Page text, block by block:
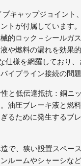
キャップジョイント
トが付属しています
的ロック＋シールガ
や燃料の漏れを効果
仕様を網羅しており
イプライン接続の問
と低伝達抵抗：銅ニ
油圧ブレーキ液と燃
るために発生するブ
で、狭い設置スペー
ルームやシャーシな